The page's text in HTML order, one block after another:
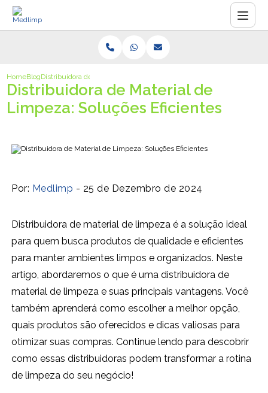
HomeBlogDistribuidora de Material de Limpeza: Soluções Eficientes
Distribuidora de Material de
Limpeza: Soluções Eficientes
Por: Medlimp - 25 de Dezembro de 2024
Distribuidora de material de limpeza é a solução ideal
para quem busca produtos de qualidade e eficientes
para manter ambientes limpos e organizados. Neste
artigo, abordaremos o que é uma distribuidora de
material de limpeza e suas principais vantagens. Você
também aprenderá como escolher a melhor opção,
quais produtos são oferecidos e dicas valiosas para
otimizar suas compras. Continue lendo para descobrir
como essas distribuidoras podem transformar a rotina
de limpeza do seu negócio!